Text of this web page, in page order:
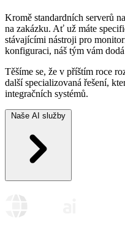
Kromě standardních serverů
na zakázku. Ať už máte
stávajícími nástroji pro
konfiguraci, náš tým vám
Těšíme se, že v příštím roce
další specializovaná řešení,
integračních systémů.